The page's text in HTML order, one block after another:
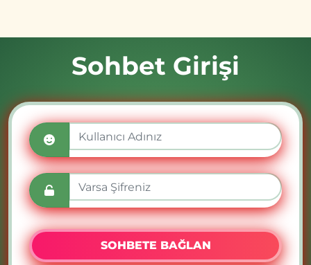
Sohbet Girişi
SOHBETE BAĞLAN